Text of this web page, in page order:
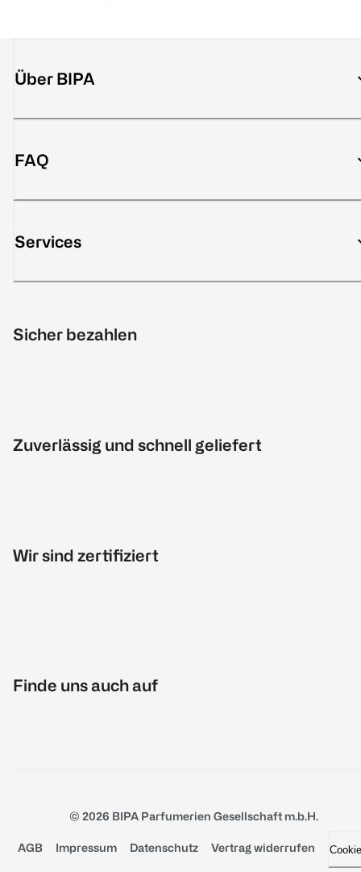
Über BIPA
FAQ
Services
Sicher bezahlen
Zuverlässig und schnell geliefert
Wir sind zertifiziert
Finde uns auch auf
© 2026 BIPA Parfumerien Gesellschaft m.b.H.
AGB Impressum Datenschutz Vertrag widerrufen